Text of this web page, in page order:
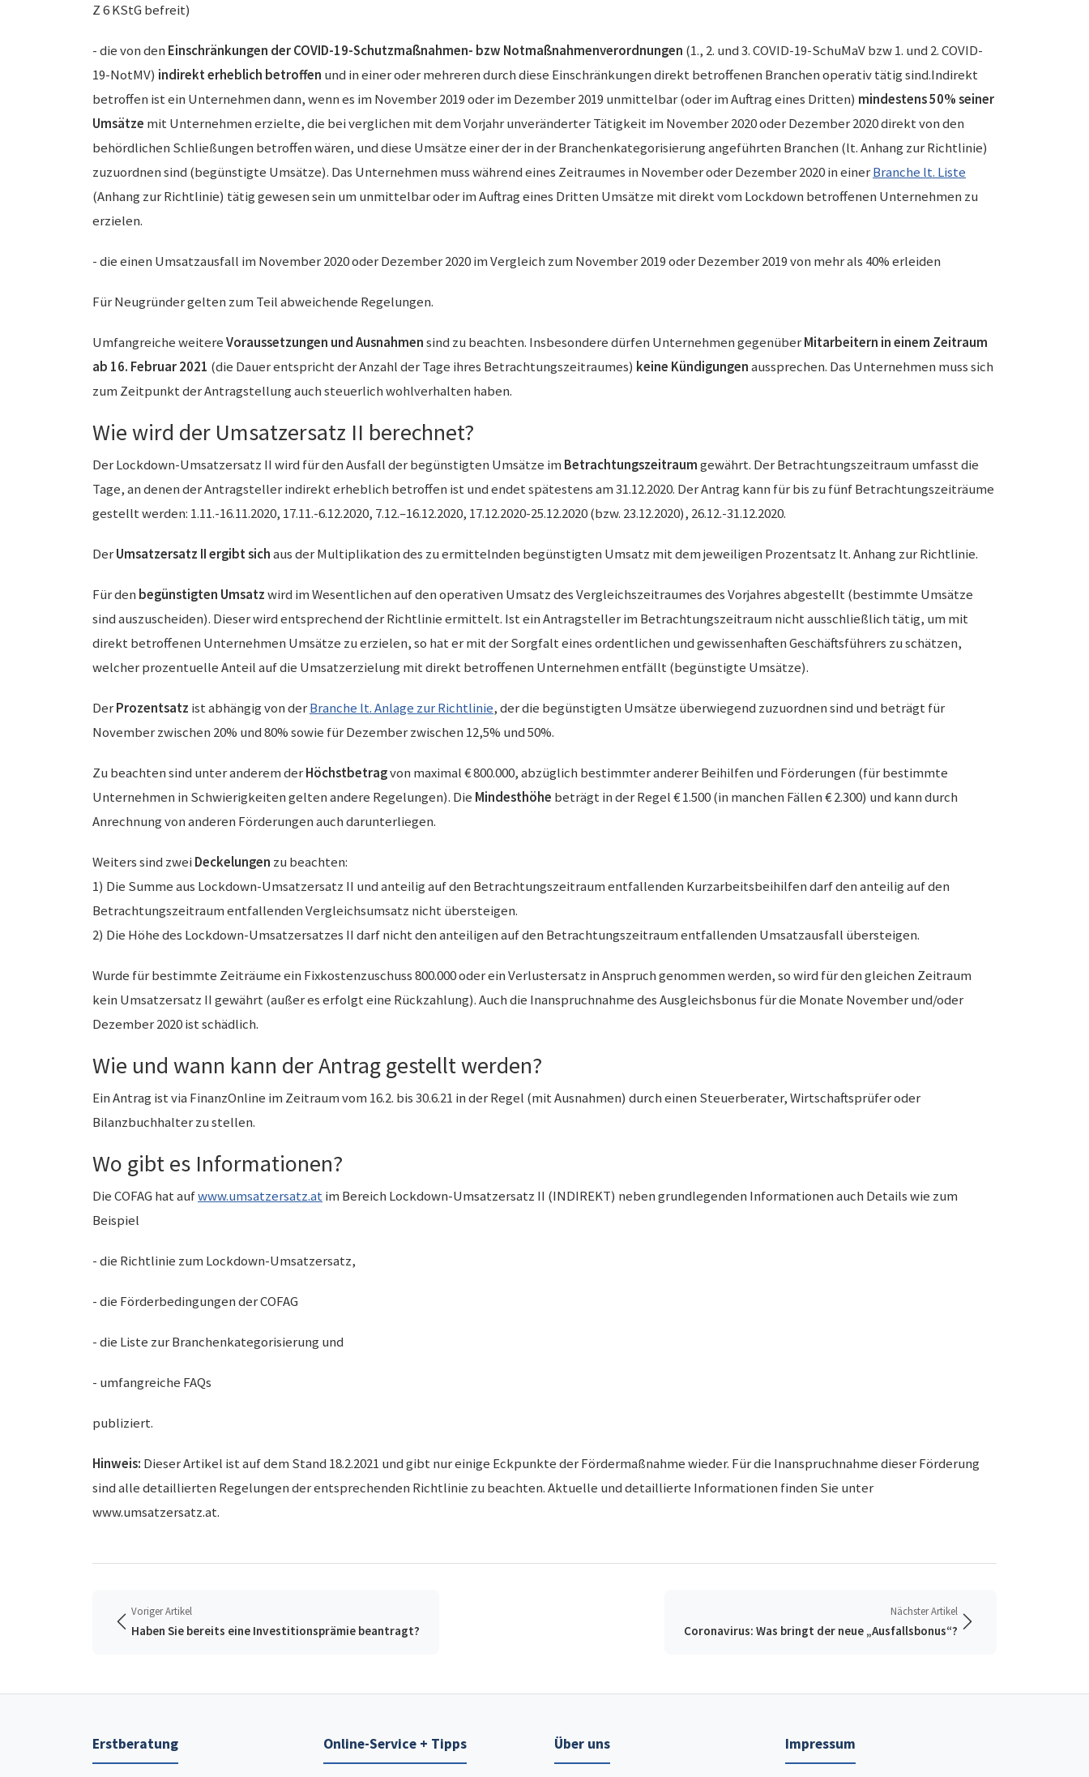
Z 6 KStG befreit)
- die von den Einschränkungen derCOVID-19-Schutzmaßnahmen- bzw Notmaßnahmenverordnungen (1., 2. und 3. COVID-19-SchuMaV bzw 1. und 2. COVID-
19-NotMV) indirekt erheblich betroffen und in einer oder mehreren durch diese Einschränkungen direkt betroffenen Branchen operativ tätig sind.Indirekt
betroffen ist ein Unternehmen dann, wenn es im November 2019 oder im Dezember 2019 unmittelbar (oder im Auftrag eines Dritten) mindestens 50% seiner
Umsätze mit Unternehmen erzielte, die bei verglichen mit dem Vorjahr unveränderter Tätigkeit im November 2020 oder Dezember 2020 direkt von den
behördlichen Schließungen betroffen wären, und diese Umsätze einer der in der Branchenkategorisierung angeführten Branchen (lt. Anhang zur Richtlinie)
zuzuordnen sind (begünstigte Umsätze). Das Unternehmen muss während eines Zeitraumes in November oder Dezember 2020 in einerBranche lt. Liste
(Anhang zur Richtlinie) tätig gewesen sein um unmittelbar oder im Auftrag eines Dritten Umsätze mit direkt vom Lockdown betroffenen Unternehmen zu
erzielen.
- die einen Umsatzausfall im November 2020 oder Dezember 2020 im Vergleich zum November 2019 oder Dezember 2019 von mehr als 40% erleiden
Für Neugründer gelten zum Teil abweichende Regelungen.
Umfangreiche weitereVoraussetzungen und Ausnahmensind zu beachten. Insbesondere dürfen Unternehmen gegenüberMitarbeitern in einem Zeitraum
ab 16. Februar 2021 (die Dauer entspricht der Anzahl der Tage ihres Betrachtungszeitraumes) keine Kündigungenaussprechen. Das Unternehmen muss sich
zum Zeitpunkt der Antragstellung auch steuerlich wohlverhalten haben.
Wie wird der Umsatzersatz II berechnet?
Der Lockdown-Umsatzersatz II wird für den Ausfall der begünstigten Umsätze im Betrachtungszeitraumgewährt. Der Betrachtungszeitraum umfasst die
Tage, an denen der Antragsteller indirekt erheblich betroffen ist und endet spätestens am 31.12.2020. Der Antrag kann für bis zu fünf Betrachtungszeiträume
gestellt werden: 1.11.-16.11.2020, 17.11.-6.12.2020, 7.12.–16.12.2020, 17.12.2020-25.12.2020 (bzw. 23.12.2020), 26.12.-31.12.2020.
DerUmsatzersatz II ergibt sichaus der Multiplikation des zu ermittelnden begünstigten Umsatz mit dem jeweiligen Prozentsatz lt. Anhang zur Richtlinie.
Für den begünstigten Umsatzwird im Wesentlichen auf den operativen Umsatz des Vergleichszeitraumes des Vorjahres abgestellt (bestimmte Umsätze
sind auszuscheiden). Dieser wird entsprechend der Richtlinie ermittelt. Ist ein Antragsteller im Betrachtungszeitraum nicht ausschließlich tätig, um mit
direkt betroffenen Unternehmen Umsätze zu erzielen, so hat er mit der Sorgfalt eines ordentlichen und gewissenhaften Geschäftsführers zu schätzen,
welcher prozentuelle Anteil auf die Umsatzerzielung mit direkt betroffenen Unternehmen entfällt (begünstigte Umsätze).
DerProzentsatz ist abhängig von derBranche lt. Anlage zur Richtlinie, der die begünstigten Umsätze überwiegend zuzuordnen sind und beträgt für
November zwischen 20% und 80% sowie für Dezember zwischen 12,5% und 50%.
Zu beachten sind unter anderem derHöchstbetragvon maximal € 800.000, abzüglich bestimmter anderer Beihilfen und Förderungen (für bestimmte
Unternehmen in Schwierigkeiten gelten andere Regelungen). Die Mindesthöhe beträgt in der Regel € 1.500 (in manchen Fällen € 2.300) und kann durch
Anrechnung von anderen Förderungen auch darunterliegen.
Weiters sind zweiDeckelungen zu beachten:
1) Die Summe aus Lockdown-Umsatzersatz II und anteilig auf den Betrachtungszeitraum entfallenden Kurzarbeitsbeihilfen darf den anteilig auf den
Betrachtungszeitraum entfallenden Vergleichsumsatz nicht übersteigen.
2) Die Höhe des Lockdown-Umsatzersatzes II darf nicht den anteiligen auf den Betrachtungszeitraum entfallenden Umsatzausfall übersteigen.
Wurde für bestimmte Zeiträume ein Fixkostenzuschuss 800.000 oder ein Verlustersatz in Anspruch genommen werden, so wird für den gleichen Zeitraum
kein Umsatzersatz II gewährt (außer es erfolgt eine Rückzahlung). Auch die Inanspruchnahme des Ausgleichsbonus für die Monate November und/oder
Dezember 2020 ist schädlich.
Wie und wann kann der Antrag gestellt werden?
Ein Antrag ist via FinanzOnline im Zeitraum vom 16.2. bis 30.6.21 in der Regel (mit Ausnahmen) durch einen Steuerberater, Wirtschaftsprüfer oder
Bilanzbuchhalter zu stellen.
Wo gibt es Informationen?
Die COFAG hat aufwww.umsatzersatz.atim Bereich Lockdown-Umsatzersatz II (INDIREKT) neben grundlegenden Informationen auch Details wie zum
Beispiel
- die Richtlinie zum Lockdown-Umsatzersatz,
- die Förderbedingungen der COFAG
- die Liste zur Branchenkategorisierung und
- umfangreiche FAQs
publiziert.
Hinweis: Dieser Artikel ist auf dem Stand 18.2.2021 und gibt nur einige Eckpunkte der Fördermaßnahme wieder. Für die Inanspruchnahme dieser Förderung
sind alle detaillierten Regelungen der entsprechenden Richtlinie zu beachten. Aktuelle und detaillierte Informationen finden Sie unter
www.umsatzersatz.at.
Voriger Artikel
Haben Sie bereits eine Investitionsprämie beantragt?
Nächster Artikel
Coronavirus: Was bringt der neue „Ausfallsbonus“?
Erstberatung Online-Service + Tipps Über uns Impressum